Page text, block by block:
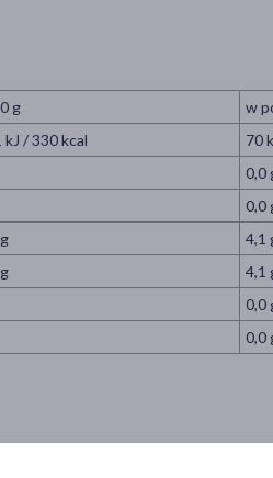
g
w
kJ / 330 kcal
70
0,0
0,0
4,1
4,1
0,0
0,0